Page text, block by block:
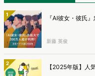
1 『AI彼女・彼氏
新藤 英俊
2 【2025年版】人